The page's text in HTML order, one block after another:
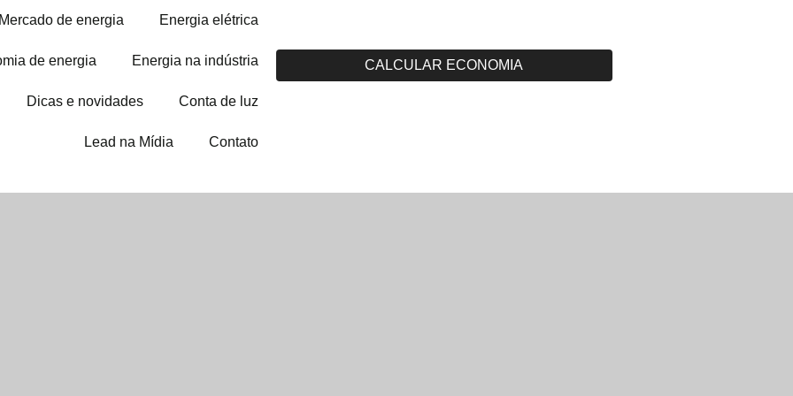
Mercado de energia Energia elétrica
de energia Energia na indústria
Dicas e novidades Conta de luz
Lead na Mídia Contato
CALCULAR ECONOMIA